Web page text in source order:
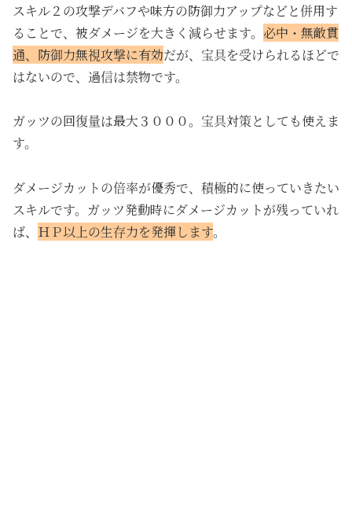
スキル２の攻撃デバフや味方の防御力アップなどと併用す
ることで、被ダメージを大きく減らせます。 必中・無敵貫
通、防御力無視攻撃に有効だが、宝具を受けられるほどで
はないので、過信は禁物です。
ガッツの回復量は最大３０００。宝具対策としても使えま
す。
ダメージカットの倍率が優秀で、積極的に使っていきたい
スキルです。ガッツ発動時にダメージカットが残っていれ
ば、 ＨＰ以上の生存力を発揮します。